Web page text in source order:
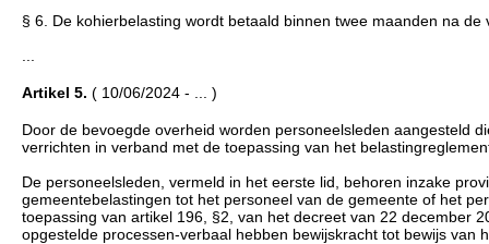
§ 6. De kohierbelasting wordt betaald binnen twee maanden na
Artikel 5. ( 10/06/2024 - ... )
Door de bevoegde overheid worden personeelsleden aangesteld
verrichten in verband met de toepassing van het
De personeelsleden, vermeld in het eerste lid, behoren inzake
gemeentebelastingen tot het personeel van de gemeente of het
toepassing van artikel 196, §2, van het decreet van 22 december
opgestelde processen-verbaal hebben bewijskracht tot bewijs van